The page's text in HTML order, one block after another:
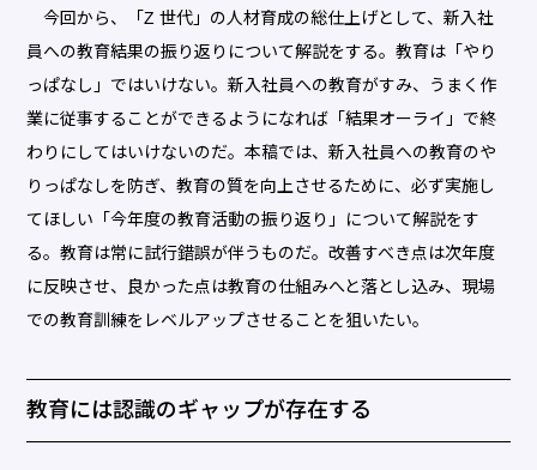
今回から、「Z 世代」の人材育成の総仕上げとして、新入社
員への教育結果の振り返りについて解説をする。教育は「やり
っぱなし」ではいけない。新入社員への教育がすみ、うまく作
業に従事することができるようになれば「結果オーライ」で終
わりにしてはいけないのだ。本稿では、新入社員への教育のや
りっぱなしを防ぎ、教育の質を向上させるために、必ず実施し
てほしい「今年度の教育活動の振り返り」について解説をす
る。教育は常に試行錯誤が伴うものだ。改善すべき点は次年度
に反映させ、良かった点は教育の仕組みへと落とし込み、現場
での教育訓練をレベルアップさせることを狙いたい。
教育には認識のギャップが存在する